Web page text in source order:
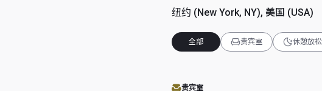
纽约 (New York, NY), 美国 (USA)
全部 贵宾室 休憩放松
贵宾室